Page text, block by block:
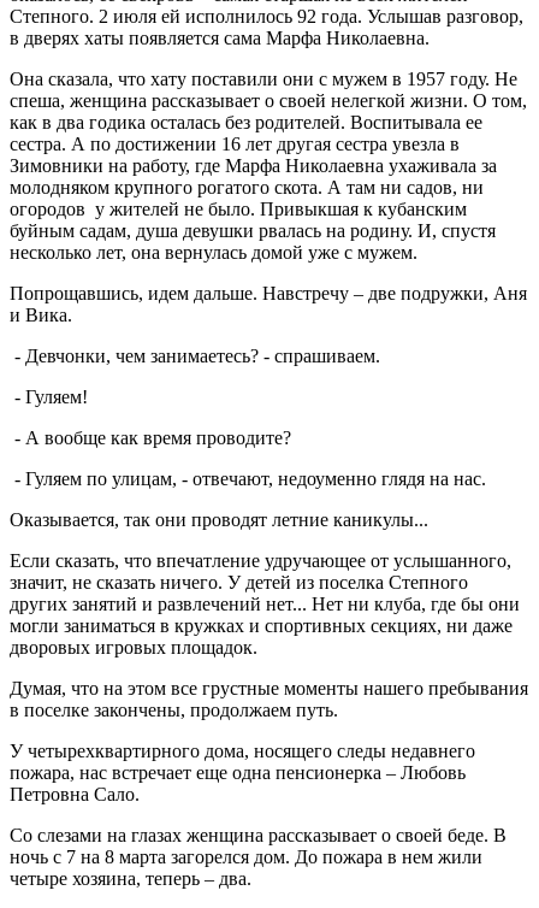
Степного. 2 июля ей исполнилось 92 года. Услышав разговор,
в дверях хаты появляется сама Марфа Николаевна.
Она сказала, что хату поставили они с мужем в 1957 году. Не
спеша, женщина рассказывает о своей нелегкой жизни. О том,
как в два годика осталась без родителей. Воспитывала ее
сестра. А по достижении 16 лет другая сестра увезла в
Зимовники на работу, где Марфа Николаевна ухаживала за
молодняком крупного рогатого скота. А там ни садов, ни
огородов у жителей не было. Привыкшая к кубанским
буйным садам, душа девушки рвалась на родину. И, спустя
несколько лет, она вернулась домой уже с мужем.
Попрощавшись, идем дальше. Навстречу – две подружки, Аня
и Вика.
- Девчонки, чем занимаетесь? - спрашиваем.
- Гуляем!
- А вообще как время проводите?
- Гуляем по улицам, - отвечают, недоуменно глядя на нас.
Оказывается, так они проводят летние каникулы...
Если сказать, что впечатление удручающее от услышанного,
значит, не сказать ничего. У детей из поселка Степного
других занятий и развлечений нет... Нет ни клуба, где бы они
могли заниматься в кружках и спортивных секциях, ни даже
дворовых игровых площадок.
Думая, что на этом все грустные моменты нашего пребывания
в поселке закончены, продолжаем путь.
У четырехквартирного дома, носящего следы недавнего
пожара, нас встречает еще одна пенсионерка – Любовь
Петровна Сало.
Со слезами на глазах женщина рассказывает о своей беде. В
ночь с 7 на 8 марта загорелся дом. До пожара в нем жили
четыре хозяина, теперь – два.